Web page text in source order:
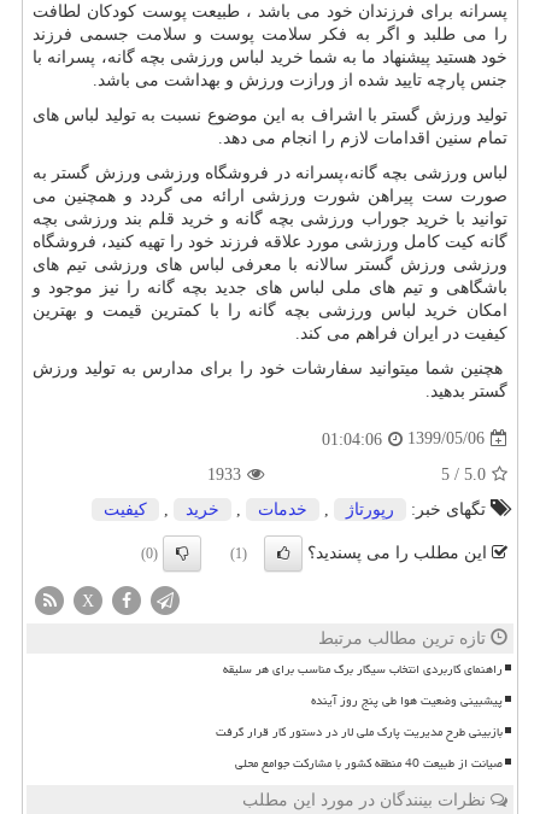
پسرانه برای فرزندان خود می باشد ، طبیعت پوست کودکان لطافت
را می طلبد و اگر به فکر سلامت پوست و سلامت جسمی فرزند
خود هستید پیشنهاد ما به شما خرید لباس ورزشی بچه گانه، پسرانه با
جنس پارچه تایید شده از ورازت ورزش و بهداشت می باشد.
تولید ورزش گستر با اشراف به این موضوع نسبت به تولید لباس های
تمام سنین اقدامات لازم را انجام می دهد.
لباس ورزشی بچه گانه،پسرانه در فروشگاه ورزشی ورزش گستر به
صورت ست پیراهن شورت ورزشی ارائه می گردد و همچنین می
توانید با خرید جوراب ورزشی بچه گانه و خرید قلم بند ورزشی بچه
گانه کیت کامل ورزشی مورد علاقه فرزند خود را تهیه کنید، فروشگاه
ورزشی ورزش گستر سالانه با معرفی لباس های ورزشی تیم های
باشگاهی و تیم های ملی لباس های جدید بچه گانه را نیز موجود و
امکان خرید لباس ورزشی بچه گانه را با کمترین قیمت و بهترین
کیفیت در ایران فراهم می کند.
هچنین شما میتوانید سفارشات خود را برای مدارس به تولید ورزش
گستر بدهید.
1399/05/06
01:04:06
5.0
/
5
1933
تگهای خبر:
رپورتاژ خدمات خرید كیفیت
این مطلب را می پسندید؟ (1)
(0)
X
تازه ترین مطالب مرتبط
راهنمای کاربردی انتخاب سیگار برگ مناسب برای هر سلیقه
پیشبینی وضعیت هوا طی پنج روز آینده
بازبینی طرح مدیریت پارک ملی لار در دستور کار قرار گرفت
صیانت از طبیعت 40 منطقه کشور با مشارکت جوامع محلی
نظرات بینندگان در مورد این مطلب